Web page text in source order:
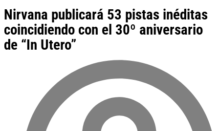
Nirvana publicará 53 pistas inéditas
coincidiendo con el 30º aniversario
de “In Utero”